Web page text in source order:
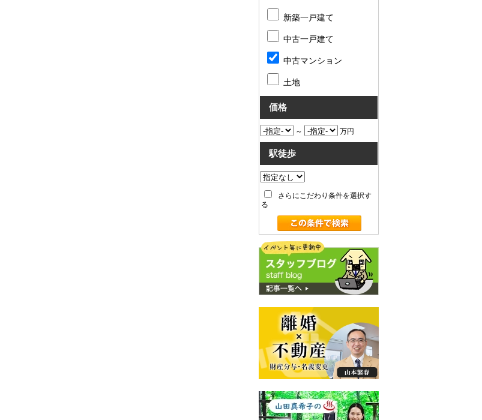
新築一戸建て
中古一戸建て
中古マンション
土地
価格
～ 万円
駅徒歩
さらにこだわり条件を選択す
る